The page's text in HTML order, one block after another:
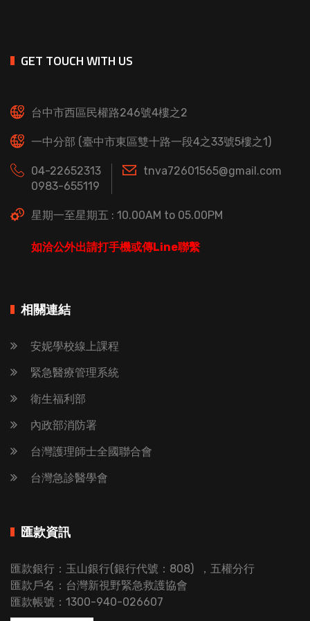
GET TOUCH WITH US
台中市西區民權路246號4樓之2
一中分部 (臺中市東區雙十路一段4之33號5樓之1)
04-22652313
0983-655119
tnva72601565@gmail.com
星期一至星期五 : 10.00AM to 05.00PM
如洽公外出請打手機或傳Line聯繫
相關連結
安妮學校線上課程
緊急醫療管理系統
衛生福利部
內政部消防署
台灣護理師士全國聯合會
台灣急診醫學會
匯款資訊
匯款銀行：玉山銀行(銀行代號：808) ，五權分行
匯款戶名：台灣新視野緊急救護協會
匯款帳號：1300-940-026607